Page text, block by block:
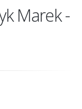
Marek -